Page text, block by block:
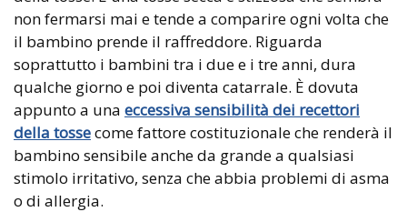
non fermarsi mai e tende a comparire ogni volta che
il bambino prende il raffreddore. Riguarda
soprattutto i bambini tra i due e i tre anni, dura
qualche giorno e poi diventa catarrale. È dovuta
appunto a una eccessiva sensibilità dei recettori
della tossecome fattore costituzionale che renderà il
bambino sensibile anche da grande a qualsiasi
stimolo irritativo, senza che abbia problemi di asma
o di allergia.